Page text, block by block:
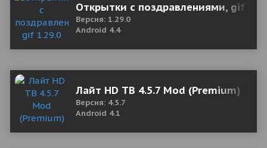
Открытки с поздравлениями, gif
Версия: 1.29.0
Android 4.4
Лайт HD ТВ 4.5.7 Mod (Premium)
Версия: 4.5.7
Android 4.1